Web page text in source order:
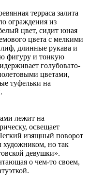
терраса залита
ограждения из
цвет, сидит юная
цвета с мелкими
длинные рукава и
фигуру и тонкую
голубовато-
цветами,
туфельки на
лежит на
освещает
изящный поворот
художником, но так
девушки».
о чем-то своем,